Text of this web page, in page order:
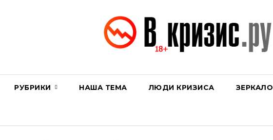
РУБРИКИ НАША ТЕМА ЛЮДИ КРИЗИСА ЗЕРКАЛО